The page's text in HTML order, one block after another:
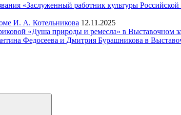
«Заслуженный работник культуры
И. А. Котельникова 12.11.2025
«Душа природы и ремесла» в Выставочном
Федосеева и Дмитрия Бурашникова в